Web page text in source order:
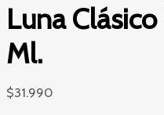
Luna
Ml.
$31.990